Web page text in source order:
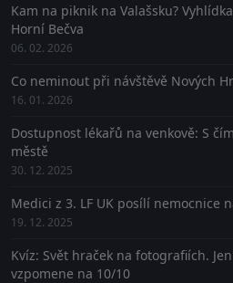
Kam na piknik na Valašsku?
Horní Bečva
06. 02. 2026
Co neminout při návštěvě Nových
16. 01. 2026
Dostupnost lékařů na venkově: S
městě
30. 12. 2025
Medici z 3. LF UK posílí nemocnice
19. 12. 2025
Kvíz: Svět hraček na fotografiích.
vzpomene na 10/10